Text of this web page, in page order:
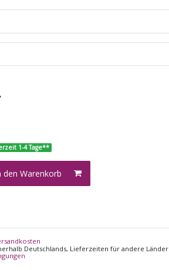
1-4 Tage**
den Warenkorb
Deutschlands, Lieferzeiten für andere